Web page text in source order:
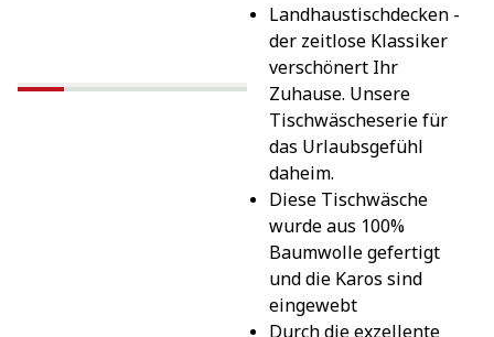
Landhaustischdecken -
der zeitlose Klassiker
verschönert Ihr
Zuhause. Unsere
Tischwäscheserie für
das Urlaubsgefühl
daheim.
Diese Tischwäsche
wurde aus 100%
Baumwolle gefertigt
und die Karos sind
eingewebt
Durch die exzellente